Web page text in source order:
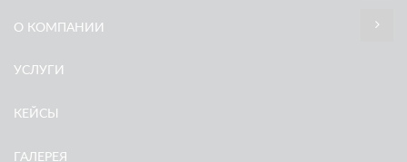
О КОМПАНИИ
УСЛУГИ
КЕЙСЫ
ГАЛЕРЕЯ